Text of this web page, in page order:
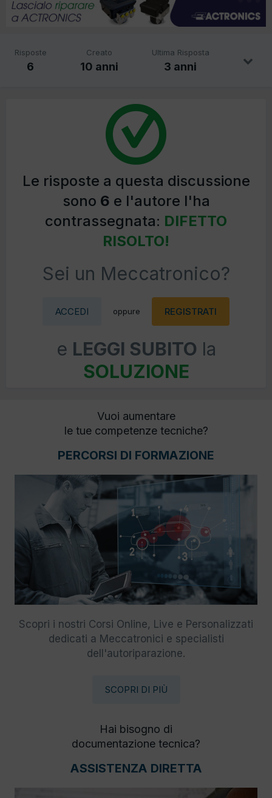
Risposte
6
Creato
10 anni
Ultima Risposta
3 anni
Le risposte a questa discussione
sono 6 e l'autore l'ha
contrassegnata: DIFETTO
RISOLTO!
Sei un Meccatronico?
ACCEDI oppure REGISTRATI
e LEGGI SUBITO la
SOLUZIONE
Vuoi aumentare
le tue competenze tecniche?
PERCORSI DI FORMAZIONE
Scopri i nostri Corsi Online, Live e Personalizzati
dedicati a Meccatronici e specialisti
dell'autoriparazione.
SCOPRI DI PIÙ
Hai bisogno di
documentazione tecnica?
ASSISTENZA DIRETTA